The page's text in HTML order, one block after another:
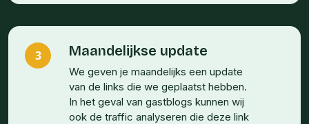
3 Maandelijkse update
We geven je maandelijks een update
van de links die we geplaatst hebben.
In het geval van gastblogs kunnen wij
ook de traffic analyseren die deze link